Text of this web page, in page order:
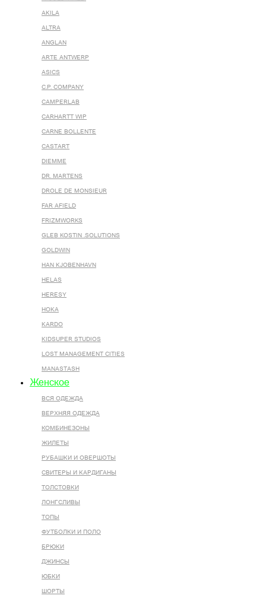
AKILA
ALTRA
ANGLAN
ARTE ANTWERP
ASICS
C.P. COMPANY
CAMPERLAB
CARHARTT WIP
CARNE BOLLENTE
CASTART
DIEMME
DR. MARTENS
DROLE DE MONSIEUR
FAR AFIELD
FRIZMWORKS
GLEB KOSTIN .SOLUTIONS
GOLDWIN
HAN KJOBENHAVN
HELAS
HERESY
HOKA
KARDO
KIDSUPER STUDIOS
LOST MANAGEMENT CITIES
MANASTASH
Женское
ВСЯ ОДЕЖДА
ВЕРХНЯЯ ОДЕЖДА
КОМБИНЕЗОНЫ
ЖИЛЕТЫ
РУБАШКИ И ОВЕРШОТЫ
СВИТЕРЫ И КАРДИГАНЫ
ТОЛСТОВКИ
ЛОНГСЛИВЫ
ТОПЫ
ФУТБОЛКИ И ПОЛО
БРЮКИ
ДЖИНСЫ
ЮБКИ
ШОРТЫ